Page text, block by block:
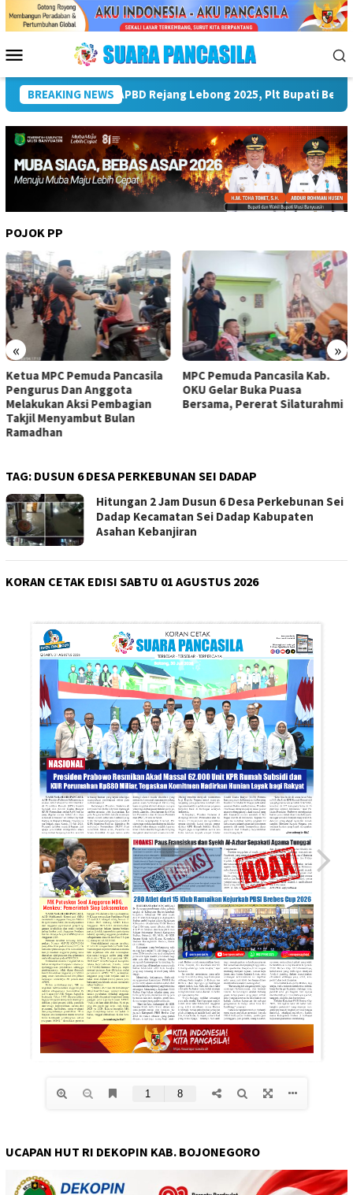
Menu
Mobile
BREAKING NEWS
Makin Baik Sekda Lahat Pimpin Jajaran
POJOK PP
« »
Ketua MPC Pemuda Pancasila
Pengurus Dan Anggota
Melakukan Aksi Pembagian
Takjil Menyambut Bulan
Ramadhan
MPC Pemuda Pancasila Kab.
OKU Gelar Buka Puasa
Bersama, Pererat Silaturahmi
TAG: DUSUN 6 DESA PERKEBUNAN SEI DADAP
Hitungan 2 Jam Dusun 6 Desa Perkebunan Sei
Dadap Kecamatan Sei Dadap Kabupaten
Asahan Kebanjiran
KORAN CETAK EDISI SABTU 01 AGUSTUS 2026
UCAPAN HUT RI DEKOPIN KAB. BOJONEGORO